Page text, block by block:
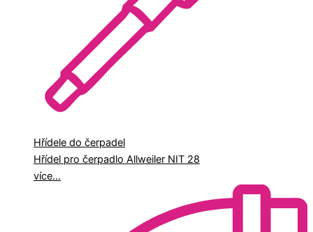
Hřídele do čerpadel
Hřídel pro čerpadlo Allweiler NIT 28
více...